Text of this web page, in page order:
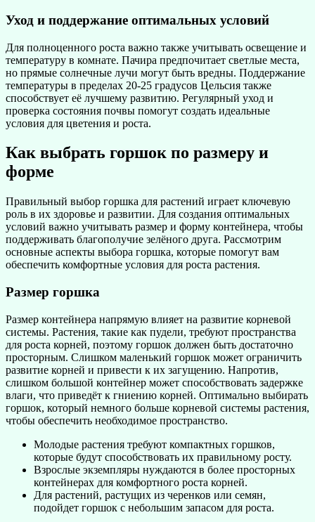
Уход и поддержание оптимальных условий
Для полноценного роста важно также учитывать освещение и
температуру в комнате. Пачира предпочитает светлые места,
но прямые солнечные лучи могут быть вредны. Поддержание
температуры в пределах 20-25 градусов Цельсия также
способствует её лучшему развитию. Регулярный уход и
проверка состояния почвы помогут создать идеальные
условия для цветения и роста.
Как выбрать горшок по размеру и
форме
Правильный выбор горшка для растений играет ключевую
роль в их здоровье и развитии. Для создания оптимальных
условий важно учитывать размер и форму контейнера, чтобы
поддерживать благополучие зелёного друга. Рассмотрим
основные аспекты выбора горшка, которые помогут вам
обеспечить комфортные условия для роста растения.
Размер горшка
Размер контейнера напрямую влияет на развитие корневой
системы. Растения, такие как пудели, требуют пространства
для роста корней, поэтому горшок должен быть достаточно
просторным. Слишком маленький горшок может ограничить
развитие корней и привести к их загущению. Напротив,
слишком большой контейнер может способствовать задержке
влаги, что приведёт к гниению корней. Оптимально выбирать
горшок, который немного больше корневой системы растения,
чтобы обеспечить необходимое пространство.
Молодые растения требуют компактных горшков,
которые будут способствовать их правильному росту.
Взрослые экземпляры нуждаются в более просторных
контейнерах для комфортного роста корней.
Для растений, растущих из черенков или семян,
подойдет горшок с небольшим запасом для роста.